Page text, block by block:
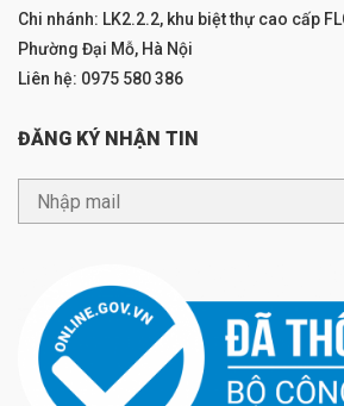
Chi nhánh: LK2.2.2, khu biệt thự cao cấp
Phường Đại Mỗ, Hà Nội
Liên hệ: 0975 580 386
ĐĂNG KÝ NHẬN TIN